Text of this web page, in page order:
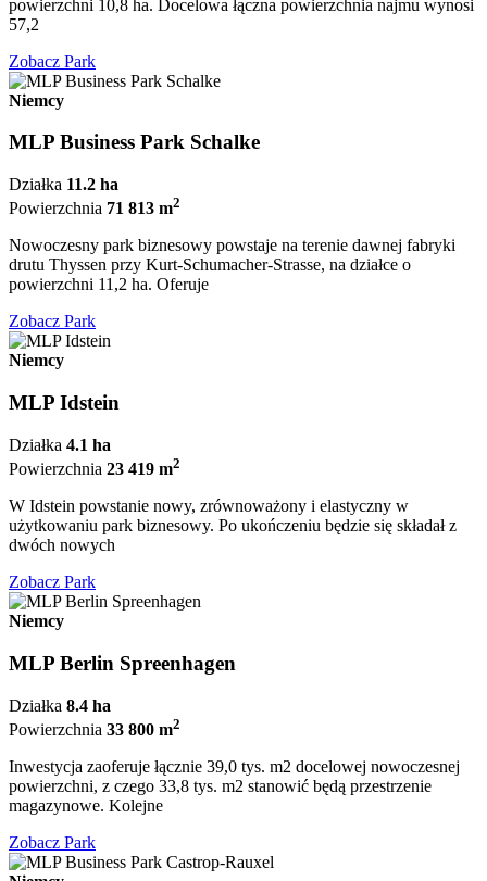
powierzchni 10,8 ha. Docelowa łączna powierzchnia najmu wynosi
57,2
Zobacz Park
Niemcy
MLP Business Park Schalke
Działka 11.2 ha
Powierzchnia 71 813 m2
Nowoczesny park biznesowy powstaje na terenie dawnej fabryki
drutu Thyssen przy Kurt-Schumacher-Strasse, na działce o
powierzchni 11,2 ha. Oferuje
Zobacz Park
Niemcy
MLP Idstein
Działka 4.1 ha
Powierzchnia 23 419 m2
W Idstein powstanie nowy, zrównoważony i elastyczny w
użytkowaniu park biznesowy. Po ukończeniu będzie się składał z
dwóch nowych
Zobacz Park
Niemcy
MLP Berlin Spreenhagen
Działka 8.4 ha
Powierzchnia 33 800 m2
Inwestycja zaoferuje łącznie 39,0 tys. m2 docelowej nowoczesnej
powierzchni, z czego 33,8 tys. m2 stanowić będą przestrzenie
magazynowe. Kolejne
Zobacz Park